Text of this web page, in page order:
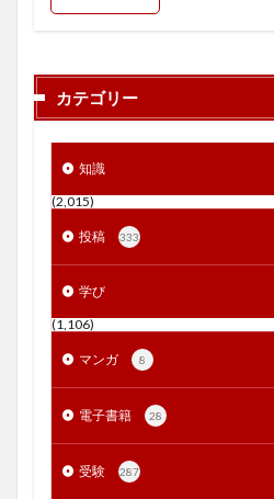
カテゴリー
知識
(2,015)
投稿 333
学び
(1,106)
マンガ 8
電子書籍 28
受験 287